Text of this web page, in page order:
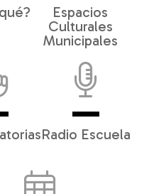
Espacios
Culturales
Municipales
Radio Escuela